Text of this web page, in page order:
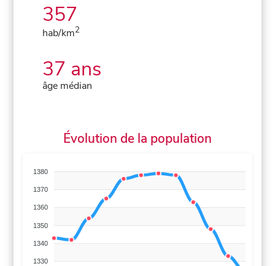
357
hab/km2
37 ans
âge médian
Évolution de la population
1380
1370
1360
1350
1340
1330